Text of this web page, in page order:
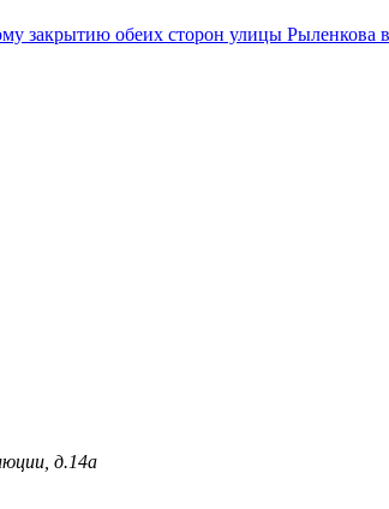
закрытию обеих сторон улицы Рыленкова
д.14а